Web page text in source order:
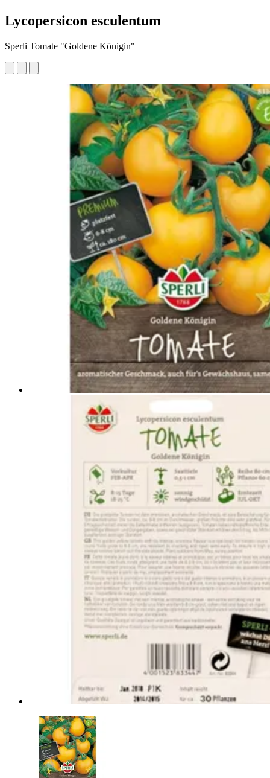
Lycopersicon esculentum
Sperli Tomate "Goldene Königin"